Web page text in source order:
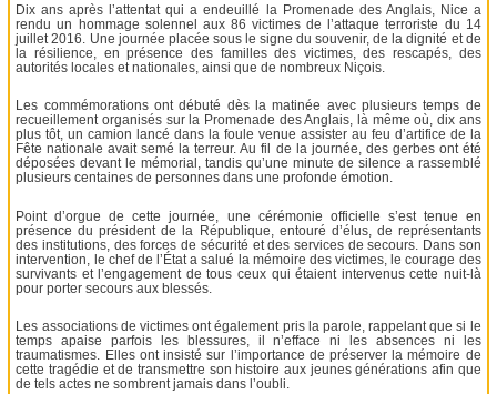
Dix ans après l’attentat qui a endeuillé la Promenade des Anglais, Nice a
rendu un hommage solennel aux 86 victimes de l’attaque terroriste du 14
juillet 2016. Une journée placée sous le signe du souvenir, de la dignité et de
la résilience, en présence des familles des victimes, des rescapés, des
autorités locales et nationales, ainsi que de nombreux Niçois.
Les commémorations ont débuté dès la matinée avec plusieurs temps de
recueillement organisés sur la Promenade des Anglais, là même où, dix ans
plus tôt, un camion lancé dans la foule venue assister au feu d’artifice de la
Fête nationale avait semé la terreur. Au fil de la journée, des gerbes ont été
déposées devant le mémorial, tandis qu’une minute de silence a rassemblé
plusieurs centaines de personnes dans une profonde émotion.
Point d’orgue de cette journée, une cérémonie officielle s’est tenue en
présence du président de la République, entouré d’élus, de représentants
des institutions, des forces de sécurité et des services de secours. Dans son
intervention, le chef de l’État a salué la mémoire des victimes, le courage des
survivants et l’engagement de tous ceux qui étaient intervenus cette nuit-là
pour porter secours aux blessés.
Les associations de victimes ont également pris la parole, rappelant que si le
temps apaise parfois les blessures, il n’efface ni les absences ni les
traumatismes. Elles ont insisté sur l’importance de préserver la mémoire de
cette tragédie et de transmettre son histoire aux jeunes générations afin que
de tels actes ne sombrent jamais dans l’oubli.